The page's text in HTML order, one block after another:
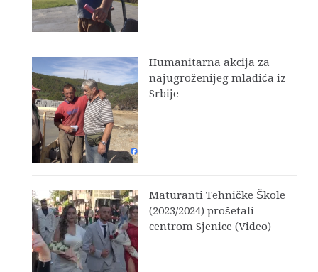
Humanitarna akcija za
najugroženijeg mladića iz
Srbije
Maturanti Tehničke Škole
(2023/2024) prošetali
centrom Sjenice (Video)